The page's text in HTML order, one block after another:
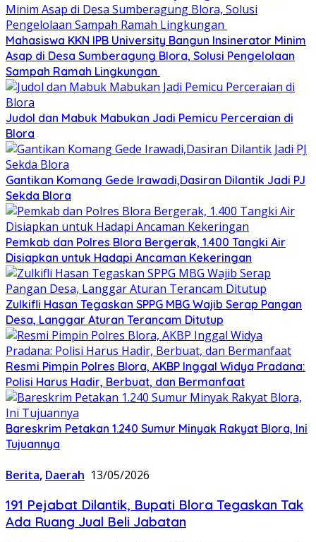
Mahasiswa KKN IPB University Bangun Insinerator Minim
Asap di Desa Sumberagung Blora, Solusi Pengelolaan
Sampah Ramah Lingkungan ‎
Judol dan Mabuk Mabukan Jadi Pemicu Perceraian di
Blora
Gantikan Komang Gede Irawadi,Dasiran Dilantik Jadi PJ
Sekda Blora
Pemkab dan Polres Blora Bergerak, 1.400 Tangki Air
Disiapkan untuk Hadapi Ancaman Kekeringan
Zulkifli Hasan Tegaskan SPPG MBG Wajib Serap Pangan
Desa, Langgar Aturan Terancam Ditutup
Resmi Pimpin Polres Blora, AKBP Inggal Widya Pradana:
Polisi Harus Hadir, Berbuat, dan Bermanfaat
Bareskrim Petakan 1.240 Sumur Minyak Rakyat Blora, Ini
Tujuannya
Berita, Daerah 13/05/2026
191 Pejabat Dilantik, Bupati Blora Tegaskan Tak
Ada Ruang Jual Beli Jabatan